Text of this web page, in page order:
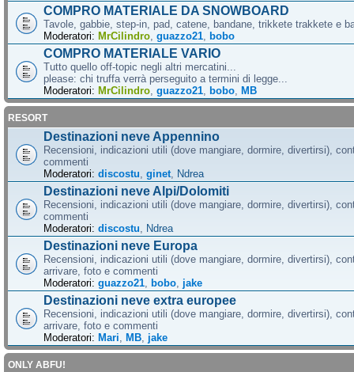
COMPRO MATERIALE DA SNOWBOARD
Tavole, gabbie, step-in, pad, catene, bandane, trikkete trakkete e
Moderatori: MrCilindro guazzo21 bobo
COMPRO MATERIALE VARIO
Tutto quello off-topic negli altri mercatini...
please: chi truffa verrà perseguito a termini di legge...
Moderatori: MrCilindro guazzo21 bobo MB
RESORT
Destinazioni neve Appennino
Recensioni, indicazioni utili (dove mangiare, dormire, divertirsi),
commenti
Moderatori: discostu ginet Ndrea
Destinazioni neve Alpi/Dolomiti
Recensioni, indicazioni utili (dove mangiare, dormire, divertirsi),
commenti
Moderatori: discostu Ndrea
Destinazioni neve Europa
Recensioni, indicazioni utili (dove mangiare, dormire, divertirsi),
arrivare, foto e commenti
Moderatori: guazzo21 bobo jake
Destinazioni neve extra europee
Recensioni, indicazioni utili (dove mangiare, dormire, divertirsi),
arrivare, foto e commenti
Moderatori: Mari MB jake
ONLY ABFU!